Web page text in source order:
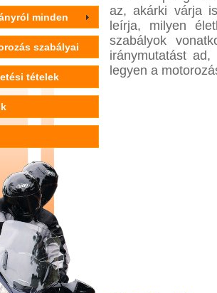
minden
szabályai
tételek
az, akárki várja
leírja, milyen
szabályok
iránymutatást
legyen a